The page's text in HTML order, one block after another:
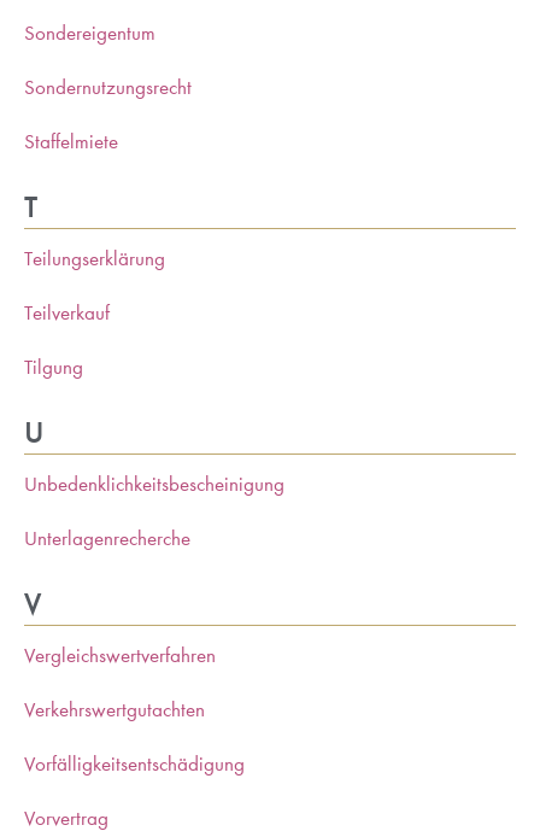
Sondereigentum
Sondernutzungsrecht
Staffelmiete
T
Teilungserklärung
Teilverkauf
Tilgung
U
Unbedenklichkeitsbescheinigung
Unterlagenrecherche
V
Vergleichswertverfahren
Verkehrswertgutachten
Vorfälligkeitsentschädigung
Vorvertrag